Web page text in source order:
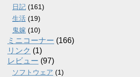
日記 (161)
生活 (19)
鬼嫁 (10)
ミニコーナー (166)
リンク (1)
レビュー (97)
ソフトウェア (1)